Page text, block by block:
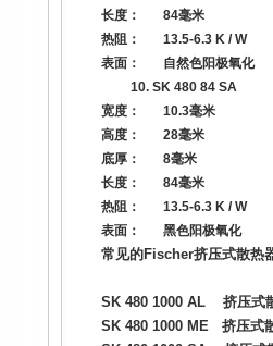
长度：
84毫米
热阻：
13.5-6.3 K / W
表面：
自然色阳极氧化
10. SK 480 84 SA
宽度：
10.3毫米
高度：
28毫米
底厚：
8毫米
长度：
84毫米
热阻：
13.5-6.3 K / W
表面：
黑色阳极氧化
常见的Fischer挤压式散热
SK 480 1000 AL挤压式
SK 480 1000 ME挤压式